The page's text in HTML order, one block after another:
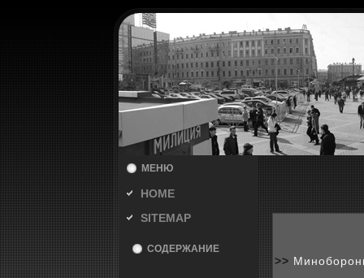
МЕНЮ
HOME
SITEMAP
СОДЕРЖАНИЕ
>>